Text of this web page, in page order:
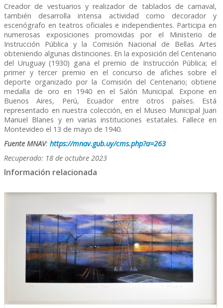
Creador de vestuarios y realizador de tablados de carnaval,
también desarrolla intensa actividad como decorador y
escenógrafo en teatros oficiales e independientes. Participa en
numerosas exposiciones promovidas por el Ministerio de
Instrucción Pública y la Comisión Nacional de Bellas Artes
obteniendo algunas distinciones. En la exposición del Centenario
del Uruguay (1930) gana el premio de Instrucción Pública; el
primer y tercer premio en el concurso de afiches sobre el
deporte organizado por la Comisión del Centenario; obtiene
medalla de oro en 1940 en el Salón Municipal. Expone en
Buenos Aires, Perú, Ecuador entre otros países. Está
representado en nuestra colección, en el Museo Municipal Juan
Manuel Blanes y en varias instituciones estatales. Fallece en
Montevideo el 13 de mayo de 1940.
Fuente MNAV: https://mnav.gub.uy/cms.php?a=263
Recuperado: 18 de octubre 2023
Información relacionada